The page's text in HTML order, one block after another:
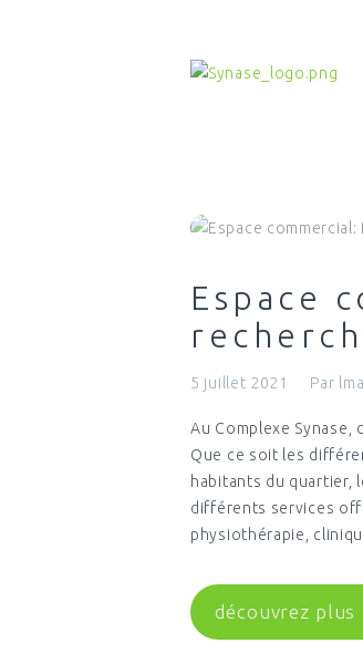
Espace
5 juillet 2021 Par
Au Complexe
Que ce soit les
habitants du quartier,
différents services
physiothérapie,
découvrez plus